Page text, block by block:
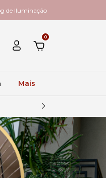
de Iluminação
0
Mais